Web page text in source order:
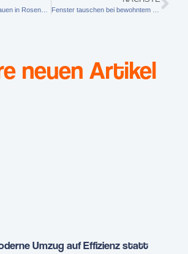
neuen Artikel
Umzug auf Effizienz statt